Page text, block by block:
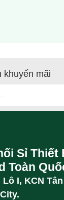
khuyến mãi
Sỉ Thiết
Toàn
I, KCN